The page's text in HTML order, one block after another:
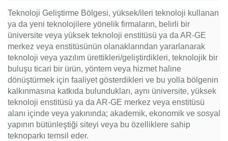
Teknoloji Geliştirme Bölgesi, yüksek/ileri teknoloji kullanan
ya da yeni teknolojilere yönelik firmaların, belirli bir
üniversite veya yüksek teknoloji enstitüsü ya da AR-GE
merkez veya enstitüsünün olanaklarından yararlanarak
teknoloji veya yazılım ürettikleri/geliştirdikleri, teknolojik bir
buluşu ticari bir ürün, yöntem veya hizmet haline
dönüştürmek için faaliyet gösterdikleri ve bu yolla bölgenin
kalkınmasına katkıda bulundukları, aynı üniversite, yüksek
teknoloji enstitüsü ya da AR-GE merkez veya enstitüsü
alanı içinde veya yakınında; akademik, ekonomik ve sosyal
yapının bütünleştiği siteyi veya bu özelliklere sahip
teknoparkı temsil eder.